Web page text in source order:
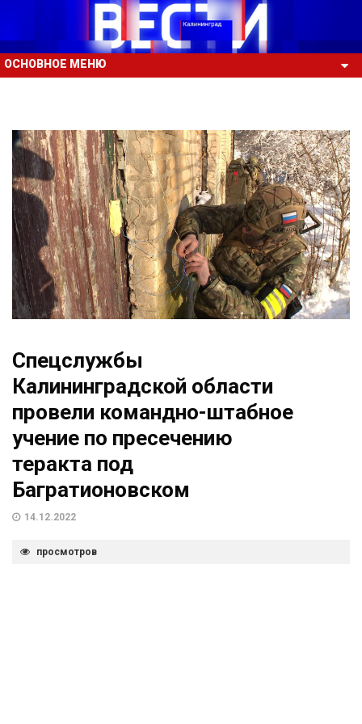
ОСНОВНОЕ МЕНЮ
Спецслужбы
Калининградской области
провели командно-штабное
учение по пресечению
теракта под
Багратионовском
14.12.2022
просмотров